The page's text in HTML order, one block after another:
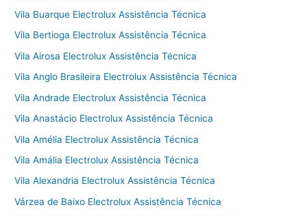
Vila Buarque Electrolux Assistência Técnica
Vila Bertioga Electrolux Assistência Técnica
Vila Airosa Electrolux Assistência Técnica
Vila Anglo Brasileira Electrolux Assistência Técnica
Vila Andrade Electrolux Assistência Técnica
Vila Anastácio Electrolux Assistência Técnica
Vila Amélia Electrolux Assistência Técnica
Vila Amália Electrolux Assistência Técnica
Vila Alexandria Electrolux Assistência Técnica
Várzea de Baixo Electrolux Assistência Técnica